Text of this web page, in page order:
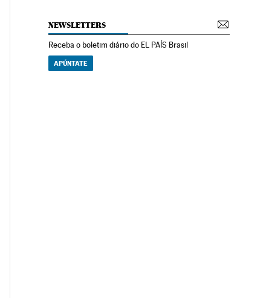
NEWSLETTERS
Receba o boletim diário do EL PAÍS Brasil
APÚNTATE